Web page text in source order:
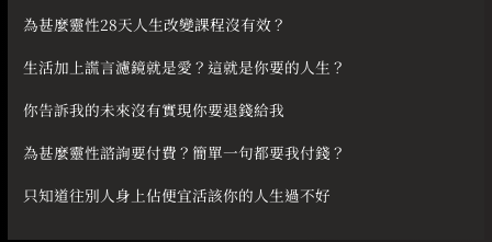
字
為甚麼靈性28天人生改變課程沒有效？
生活加上謊言濾鏡就是愛？這就是你要的人生？
你告訴我的未來沒有實現你要退錢給我
為甚麼靈性諮詢要付費？簡單一句都要我付錢？
只知道往別人身上佔便宜活該你的人生過不好